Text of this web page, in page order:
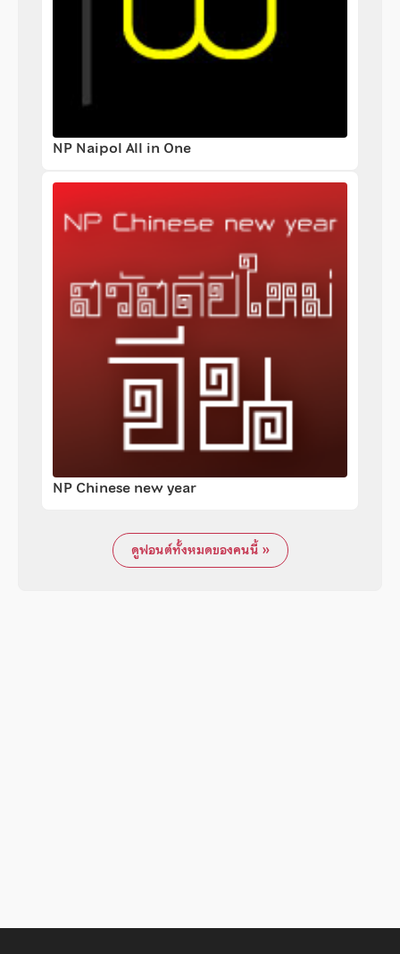
NP Naipol All in One
NP Chinese new year
ดูฟอนต์ทั้งหมดของคนนี้ »